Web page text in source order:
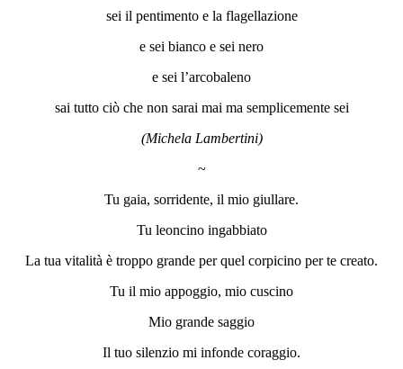
sei il pentimento e la flagellazione
e sei bianco e sei nero
e sei l’arcobaleno
sai tutto ciò che non sarai mai ma semplicemente sei
(Michela Lambertini)
~
Tu gaia, sorridente, il mio giullare.
Tu leoncino ingabbiato
La tua vitalità è troppo grande per quel corpicino per te creato.
Tu il mio appoggio, mio cuscino
Mio grande saggio
Il tuo silenzio mi infonde coraggio.